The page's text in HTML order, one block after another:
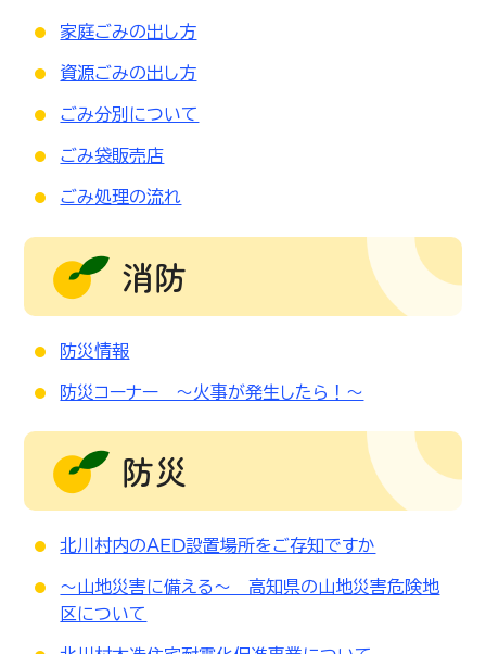
家庭ごみの出し方
資源ごみの出し方
ごみ分別について
ごみ袋販売店
ごみ処理の流れ
消防
防災情報
防災コーナー ～火事が発生したら！～
防災
北川村内のＡＥＤ設置場所をご存知ですか
～山地災害に備える～ 高知県の山地災害危険地
区について